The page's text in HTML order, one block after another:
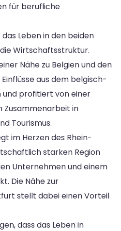
für berufliche
Leben in den beiden
Wirtschaftsstruktur.
Nähe zu Belgien und den
aus dem belgisch-
und profitiert von einer
Zusammenarbeit in
Tourismus.
im Herzen des Rhein-
starken Region
Unternehmen und einem
Die Nähe zur
stellt dabei einen Vorteil
dass das Leben in